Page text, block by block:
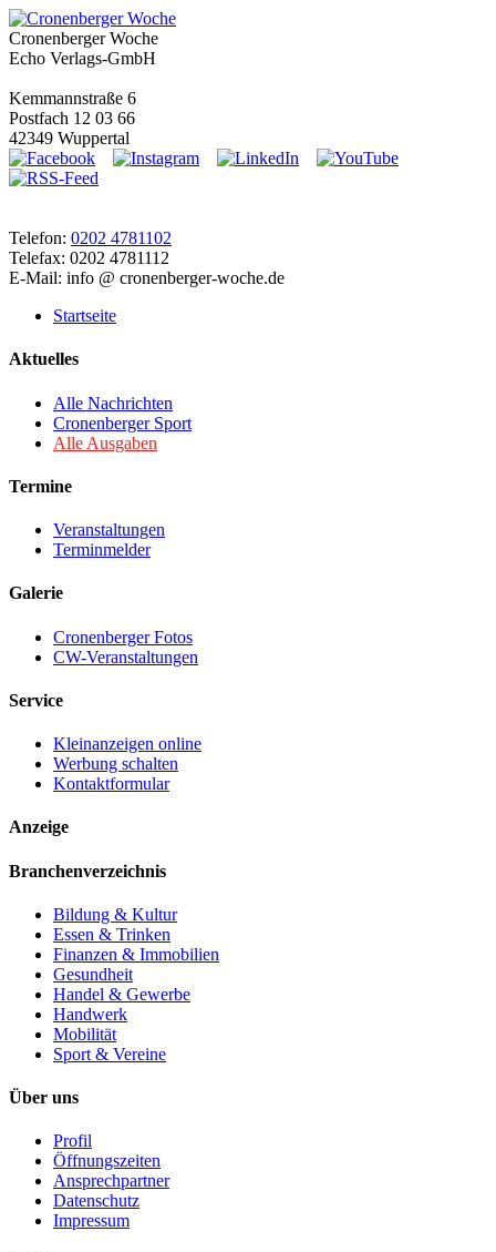
Cronenberger Woche
Echo Verlags-GmbH
Kemmannstraße 6
Postfach 12 03 66
42349 Wuppertal
Telefon: 0202 4781102
Telefax: 0202 4781112
E-Mail: info @ cronenberger-woche.de
Startseite
Aktuelles
Alle Nachrichten
Cronenberger Sport
Alle Ausgaben
Termine
Veranstaltungen
Terminmelder
Galerie
Cronenberger Fotos
CW-Veranstaltungen
Service
Kleinanzeigen online
Werbung schalten
Kontaktformular
Anzeige
Branchenverzeichnis
Bildung & Kultur
Essen & Trinken
Finanzen & Immobilien
Gesundheit
Handel & Gewerbe
Handwerk
Mobilität
Sport & Vereine
Über uns
Profil
Öffnungszeiten
Ansprechpartner
Datenschutz
Impressum